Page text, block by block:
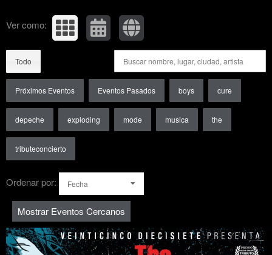
Ver como:
Todo
Próximos Eventos Eventos Pasados boys cure
depeche exploding mode musica the
tributeconcierto
Ordenar por: Fecha
Mostrar Eventos Cercanos